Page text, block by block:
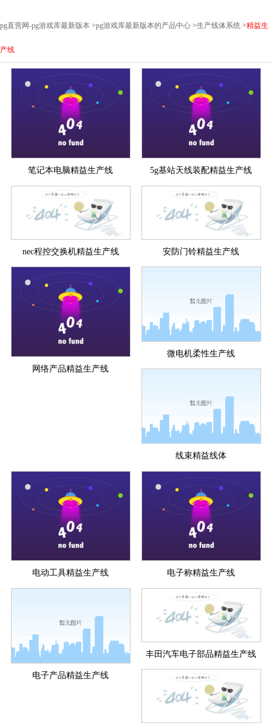
pg直营网-pg游戏库最新版本 >pg游戏库最新版本的产品中心 >生产线体系统 >精益生
产线
笔记本电脑精益生产线 5g基站天线装配精益生产线
nec程控交换机精益生产线 安防门铃精益生产线
网络产品精益生产线
微电机柔性生产线
线束精益线体
电动工具精益生产线 电子称精益生产线
电子产品精益生产线
丰田汽车电子部品精益生产线